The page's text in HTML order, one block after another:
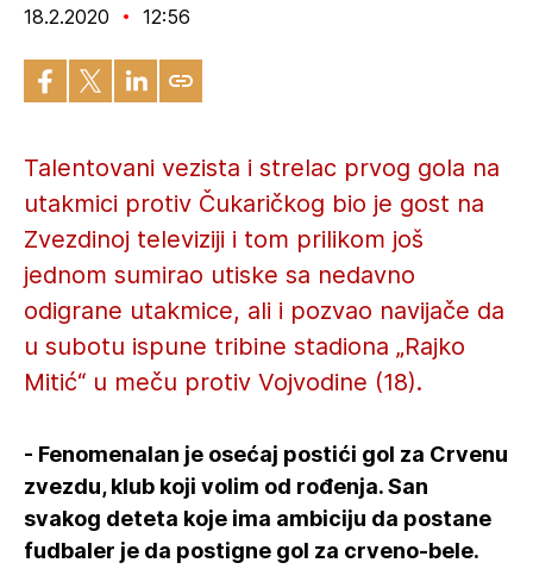
18.2.2020 12:56
Talentovani vezista i strelac prvog gola na
utakmici protiv Čukaričkog bio je gost na
Zvezdinoj televiziji i tom prilikom još
jednom sumirao utiske sa nedavno
odigrane utakmice, ali i pozvao navijače da
u subotu ispune tribine stadiona „Rajko
Mitić“ u meču protiv Vojvodine (18).
- Fenomenalan je osećaj postići gol za Crvenu
zvezdu, klub koji volim od rođenja. San
svakog deteta koje ima ambiciju da postane
fudbaler je da postigne gol za crveno-bele.